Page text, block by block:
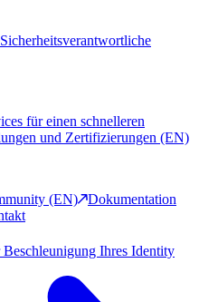
Sicherheitsverantwortliche
für einen schnelleren
und Zertifizierungen (EN)
(EN)
Dokumentation
Ihres Identity